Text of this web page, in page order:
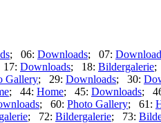
; 06: Downloads; 07:
Downloads; 18: Bildergalerie;
Gallery; 29: Downloads; 30:
; 44: Home; 45: Downloads;
; 60: Photo Gallery; 61:
; 72: Bildergalerie; 73: